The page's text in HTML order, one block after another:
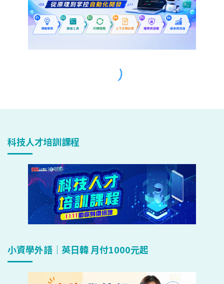
科技人才培訓課程
小資學外語｜英日韓 月付1000元起